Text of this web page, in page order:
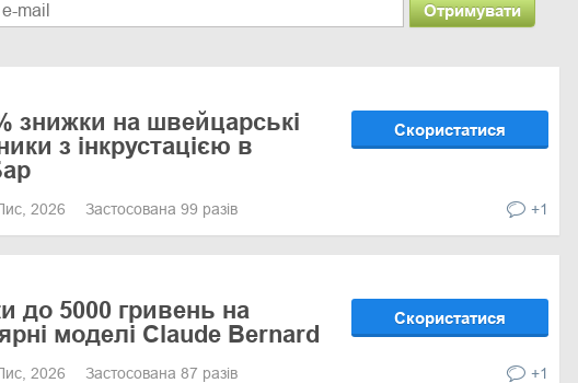
Отримувати
знижки на швейцарські
з інкрустацією в
Скористатися
2026 Застосована 99 разів +1
до 5000 гривень на
моделі Claude Bernard
Скористатися
2026 Застосована 87 разів +1